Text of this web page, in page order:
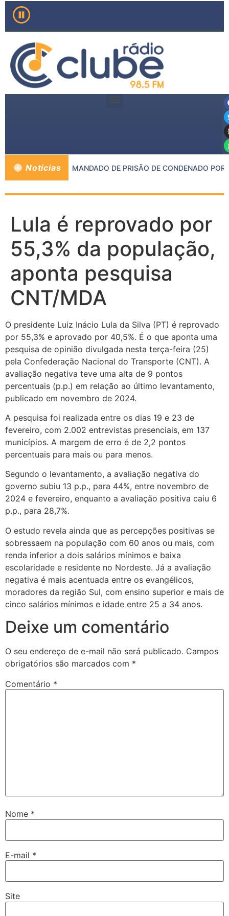
Notícias
PMMG CUMPRE MANDADO DE PRISÃO DE CONDENADO POR
Lula é reprovado por
55,3% da população,
aponta pesquisa
CNT/MDA
O presidente Luiz Inácio Lula da Silva (PT) é reprovado
por 55,3% e aprovado por 40,5%. É o que aponta uma
pesquisa de opinião divulgada nesta terça-feira (25)
pela Confederação Nacional do Transporte (CNT). A
avaliação negativa teve uma alta de 9 pontos
percentuais (p.p.) em relação ao último levantamento,
publicado em novembro de 2024.
A pesquisa foi realizada entre os dias 19 e 23 de
fevereiro, com 2.002 entrevistas presenciais, em 137
municípios. A margem de erro é de 2,2 pontos
percentuais para mais ou para menos.
Segundo o levantamento, a avaliação negativa do
governo subiu 13 p.p., para 44%, entre novembro de
2024 e fevereiro, enquanto a avaliação positiva caiu 6
p.p., para 28,7%.
O estudo revela ainda que as percepções positivas se
sobressaem na população com 60 anos ou mais, com
renda inferior a dois salários mínimos e baixa
escolaridade e residente no Nordeste. Já a avaliação
negativa é mais acentuada entre os evangélicos,
moradores da região Sul, com ensino superior e mais de
cinco salários mínimos e idade entre 25 a 34 anos.
Deixe um comentário
O seu endereço de e-mail não será publicado. Campos
obrigatórios são marcados com *
Comentário *
Nome *
E-mail *
Site